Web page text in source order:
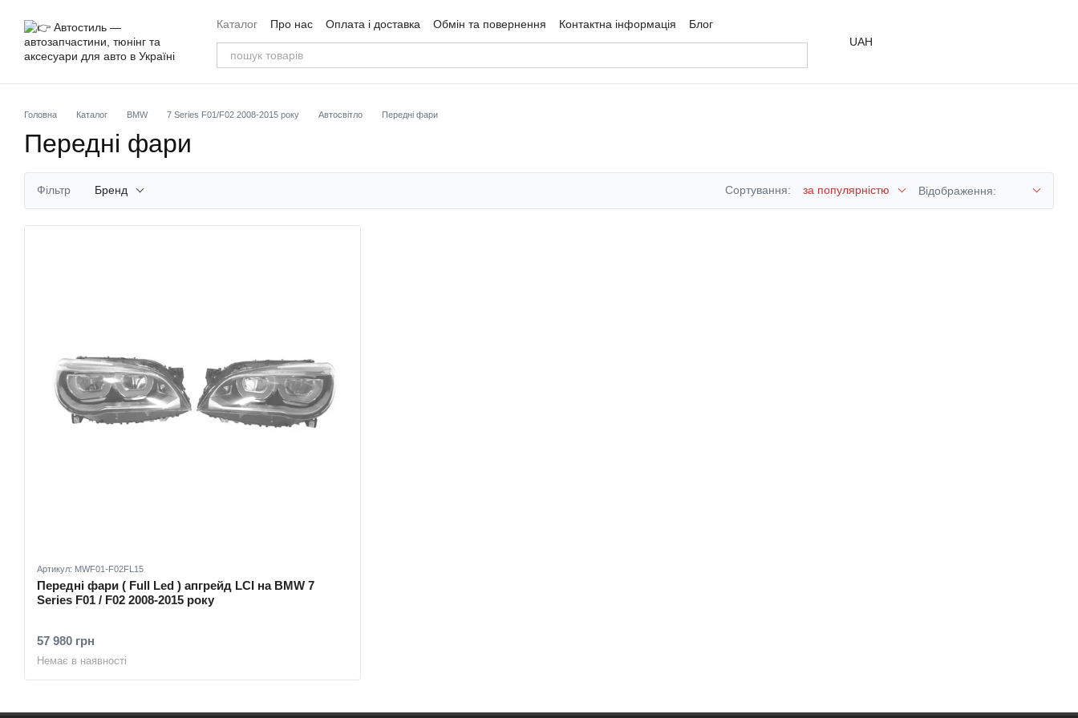
Каталог
Про нас Оплата і доставка Обмін та повернення Контактна інформація
Блог
Угода користувача
Відгуки про магазин UAH
Головна Каталог BMW 7 Series F01/F02 2008-2015 року Автосвітло Передні фари
Передні фари
Фільтр Бренд Сортування: за популярністю Відображення:
Артикул: MWF01-F02FL15
Передні фари ( Full Led ) апгрейд LCI на BMW 7
Series F01 / F02 2008-2015 року
57 980 грн
Немає в наявності